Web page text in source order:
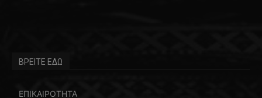
ΒΡΕΙΤΕ ΕΔΩ
ΕΠΙΚΑΙΡΟΤΗΤΑ